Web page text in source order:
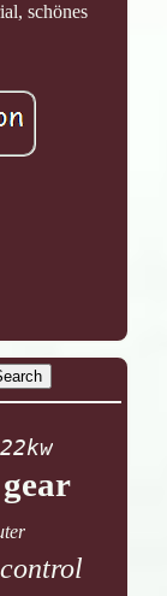
schönes
22kw
gear
control